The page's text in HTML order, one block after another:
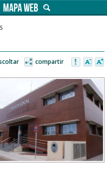
MAPA WEB
compartir